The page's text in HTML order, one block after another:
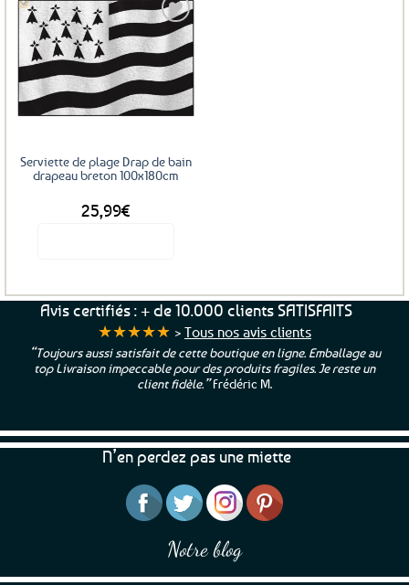
Ajouter
aux
favoris
Serviette de plage Drap de bain
drapeau breton 100x180cm
25,99€
Avis certifiés : + de 10.000 clients SATISFAITS
★★★★★ > Tous nos avis clients
“Toujours aussi satisfait de cette boutique en ligne. Emballage au
top Livraison impeccable pour des produits fragiles. Je reste un
client fidèle.”Frédéric M.
N’en perdez pas une miette
Notre blog